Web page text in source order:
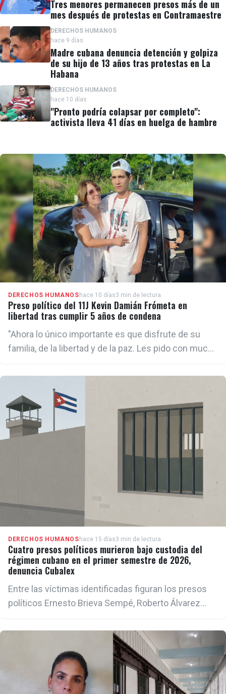
Tres menores permanecen presos más de un
mes después de protestas en Contramaestre
DERECHOS HUMANOS
hace 9 días
Madre cubana denuncia detención y golpiza
de su hijo de 13 años tras protestas en La
Habana
DERECHOS HUMANOS
hace 10 días
"Pronto podría colapsar por completo":
activista lleva 41 días en huelga de hambre
DERECHOS HUMANOS hace 10 días3 min de lectura
Preso político del 11J Kevin Damián Frómeta en
libertad tras cumplir 5 años de condena
"Ahora lo único importante es que disfrute de su
familia, de la libertad y de la paz. Les pido con mucho
necesitamos calma, atender su salud y construir un
futuro", añadió la madre.
DERECHOS HUMANOS hace 15 días3 min de lectura
Cuatro presos políticos murieron bajo custodia del
régimen cubano en el primer semestre de 2026,
denuncia Cubalex
Entre las víctimas identificadas figuran los presos
políticos Ernesto Brieva Sempé, Roberto Álvarez
quienes fallecieron mientras permanecían bajo